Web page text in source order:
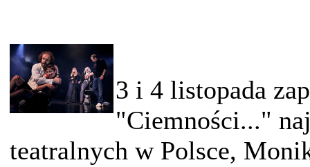
3 i 4 listopada
"Ciemności..."
teatralnych w Polsce,